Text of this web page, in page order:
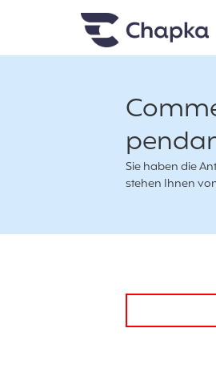
Chapka travel
Sie haben die
stehen Ihnen